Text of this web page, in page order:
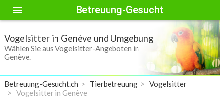
menu Betreuung-Gesucht
Vogelsitter in Genève und Umgebung
Wählen Sie aus Vogelsitter-Angeboten in
Genève.
Betreuung-Gesucht.ch Tierbetreuung
Vogelsitter
Vogelsitter in Genève